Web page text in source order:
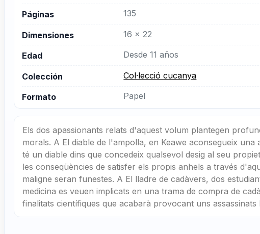
Páginas
135
Dimensiones 16 x 22
Edad Desde 11 años
Colección Col·lecció cucanya
Formato Papel
Els dos apassionants relats d'aquest volum plantegen
morals. A El diable de l'ampolla, en Keawe aconsegueix una
té un diable dins que concedeix qualsevol desig al seu
les conseqüències de satisfer els propis anhels a través
maligne seran funestes. A El lladre de cadàvers, dos
medicina es veuen implicats en una trama de compra de
finalitats científiques que acabarà provocant uns